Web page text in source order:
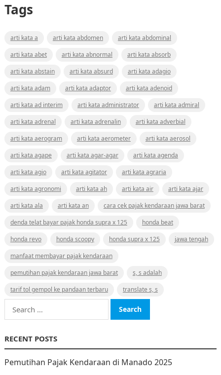
Tags
arti kata a arti kata abdomen
arti kata abdominal
arti kata abet
arti kata abnormal
arti kata absorb
arti kata abstain
arti kata absurd
arti kata adagio
arti kata adam
arti kata adaptor
arti kata adenoid
arti kata ad interim
arti kata administrator
arti kata admiral
arti kata adrenal
arti kata adrenalin
arti kata adverbial
arti kata aerogram
arti kata aerometer
arti kata aerosol
arti kata agape
arti kata agar-agar
arti kata agenda
arti kata agio
arti kata agitator
arti kata agraria
arti kata agronomi
arti kata ah arti kata air
arti kata ajar
arti kata ala
arti kata an
cara cek pajak kendaraan jawa barat
denda telat bayar pajak honda supra x 125
honda beat
honda revo
honda scoopy honda supra x 125
jawa tengah
manfaat membayar pajak kendaraan
pemutihan pajak kendaraan jawa barat
s, s adalah
tarif tol gempol ke pandaan terbaru
translate s, s
Search
for:
RECENT POSTS
Pemutihan Pajak Kendaraan di Manado 2025